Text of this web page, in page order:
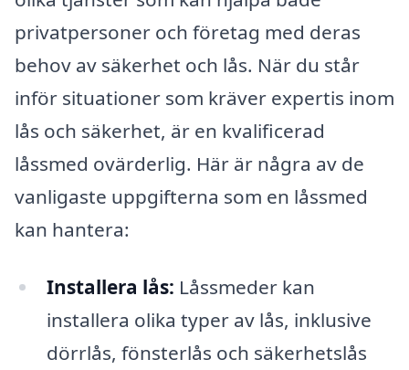
privatpersoner och företag med deras
behov av säkerhet och lås. När du står
inför situationer som kräver expertis inom
lås och säkerhet, är en kvalificerad
låssmed ovärderlig. Här är några av de
vanligaste uppgifterna som en låssmed
kan hantera:
Installera lås: Låssmeder kan
installera olika typer av lås, inklusive
dörrlås, fönsterlås och säkerhetslås